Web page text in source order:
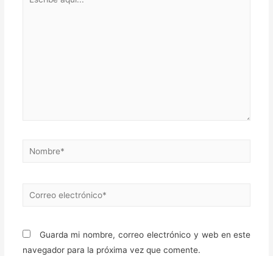
Nombre*
Correo
Guarda mi nombre, correo electrónico y web en este
navegador para la próxima vez que comente.